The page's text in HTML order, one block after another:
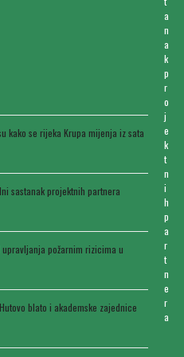
kako se rijeka Krupa mijenja iz sata
sastanak projektnih partnera
upravljanja požarnim rizicima u
blato i akademske zajednice
a
n
a
k
p
r
o
j
e
k
t
n
i
h
p
a
r
t
n
e
r
a